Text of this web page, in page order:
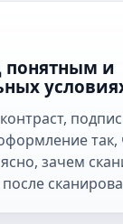
понятным и
так,
зачем